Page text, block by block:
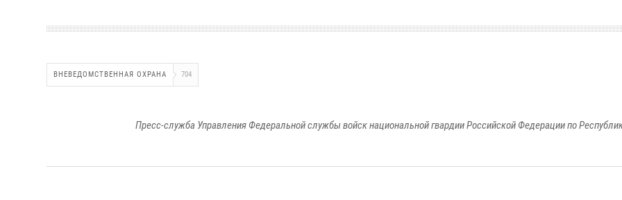
ВНЕВЕДОМСТВЕННАЯ ОХРАНА 704
Пресс-служба Управления Федеральной службы войск национальной гвардии Российской Федерации по